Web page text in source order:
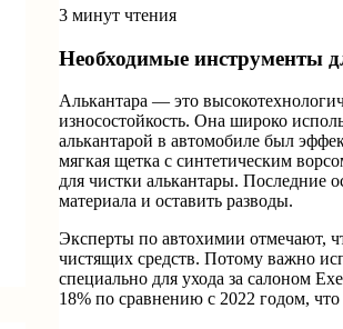
3 минут чтения
Необходимые инструменты
Алькантара — это
износостойкость. Она широко
алькантарой в автомобиле был
мягкая щетка с синтетическим
для чистки алькантары. Последние
материала и оставить разводы.
Эксперты по автохимии отмечают,
чистящих средств. Потому важно
специально для ухода за салоном
18% по сравнению с 2022 годом,